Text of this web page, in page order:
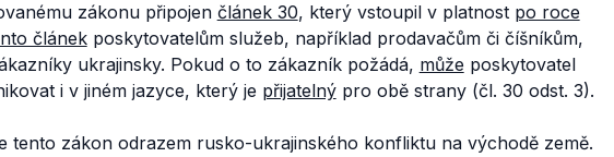
zákonu připojen článek 30, který vstoupil v platnost po roce
článekposkytovatelům služeb, například prodavačům či číšníkům,
ukrajinsky. Pokud o to zákazník požádá, může poskytovatel
i v jiném jazyce, který je přijatelnýpro obě strany (čl. 30 odst. 3).
tento zákon odrazem rusko-ukrajinského konfliktu na východě země.